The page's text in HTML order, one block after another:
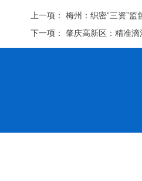
上一项：梅州：织密“三资”监
下一项： 肇庆高新区：精准